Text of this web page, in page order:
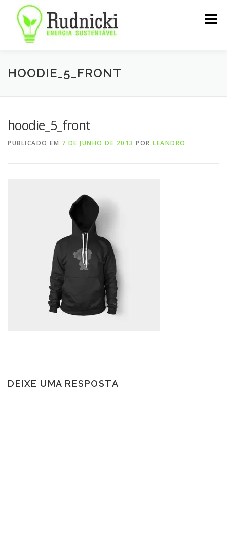
conteúdo
Menu
SOBRE SERVIÇOS NOTÍCIAS
HOODIE_5_FRONT
hoodie_5_front
PUBLICADO EM 7 DE JUNHO DE 2013 POR LEANDRO
DEIXE UMA RESPOSTA